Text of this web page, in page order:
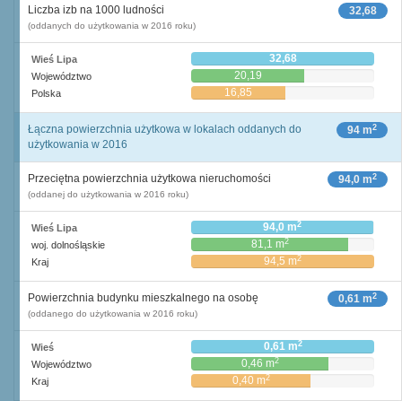
32,68
Liczba izb na 1000 ludności
(oddanych do użytkowania w 2016 roku)
Wieś Lipa 32,68
Województwo 20,19
Polska 16,85
94 m2
Łączna powierzchnia użytkowa w lokalach oddanych do
użytkowania w 2016
94,0 m2
Przeciętna powierzchnia użytkowa nieruchomości
(oddanej do użytkowania w 2016 roku)
Wieś Lipa 94,0 m2
woj. dolnośląskie 81,1 m2
Kraj 94,5 m2
0,61 m2
Powierzchnia budynku mieszkalnego na osobę
(oddanego do użytkowania w 2016 roku)
Wieś 0,61 m2
Województwo 0,46 m2
Kraj 0,40 m2